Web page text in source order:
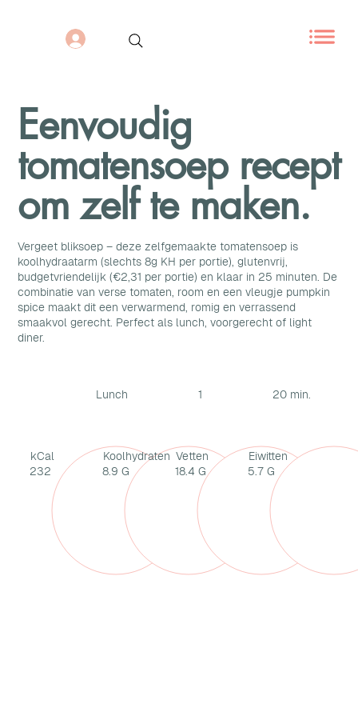
Eenvoudig
tomatensoep recept
om zelf te maken.
Vergeet bliksoep – deze zelfgemaakte tomatensoep is
koolhydraatarm (slechts 8g KH per portie), glutenvrij,
budgetvriendelijk (€2,31 per portie) en klaar in 25 minuten. De
combinatie van verse tomaten, room en een vleugje pumpkin
spice maakt dit een verwarmend, romig en verrassend
smaakvol gerecht. Perfect als lunch, voorgerecht of light
diner.
Lunch 1 20 min.
kCal
232
Koolhydraten
8.9 G
Vetten
18.4 G
Eiwitten
5.7 G